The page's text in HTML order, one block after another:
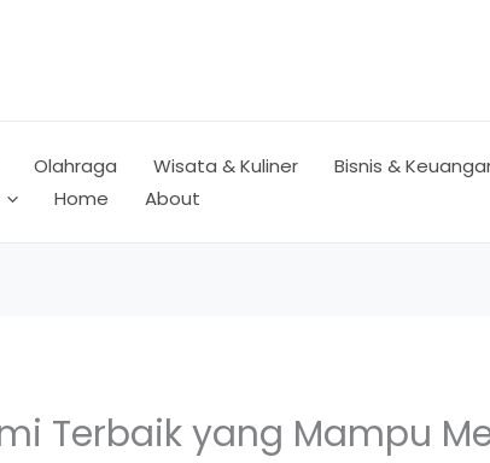
Olahraga Wisata & Kuliner Bisnis &
Home About
Terbaik yang Mampu